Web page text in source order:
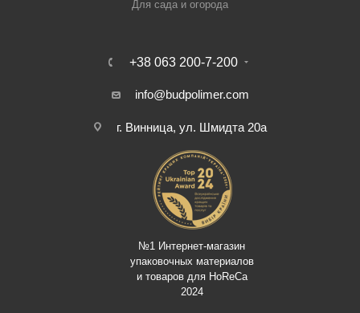
Для сада и огорода
+38 063 200-7-200
info@budpolimer.com
г. Винница, ул. Шмидта 20а
№1 Интернет-магазин
упаковочных материалов
и товаров для HoReCa
2024